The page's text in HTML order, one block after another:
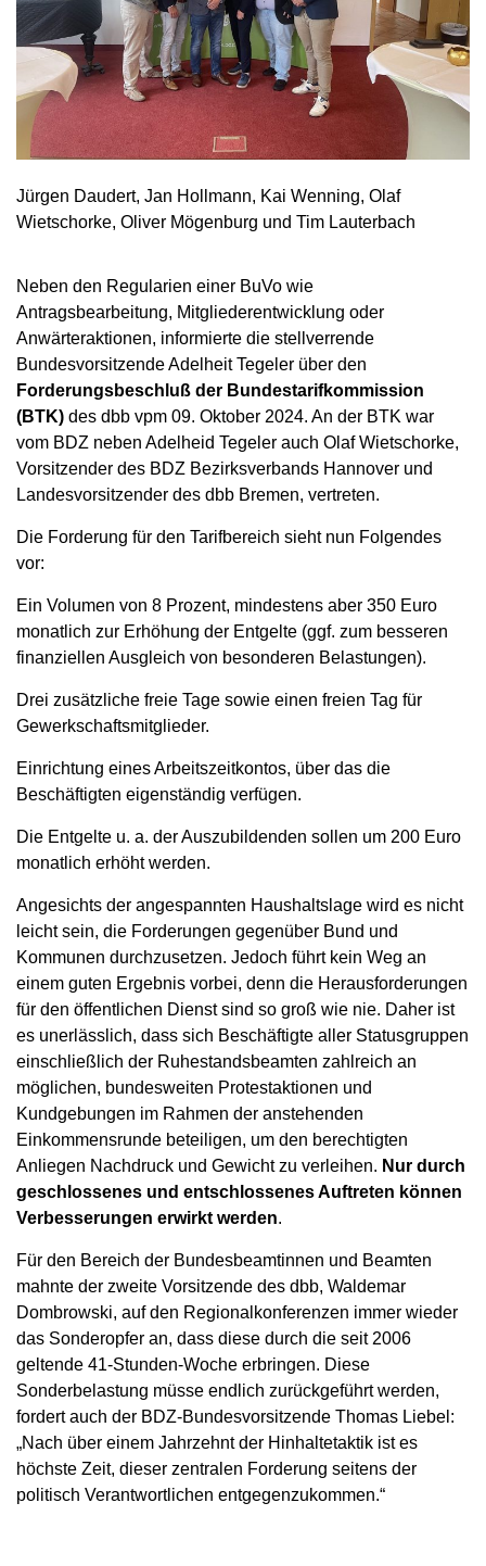
Jürgen Daudert, Jan Hollmann, Kai Wenning, Olaf
Wietschorke, Oliver Mögenburg und Tim Lauterbach
Neben den Regularien einer BuVo wie
Antragsbearbeitung, Mitgliederentwicklung oder
Anwärteraktionen, informierte die stellverrende
Bundesvorsitzende Adelheit Tegeler über den
Forderungsbeschluß der Bundestarifkommission
(BTK) des dbb vpm 09. Oktober 2024. An der BTK war
vom BDZ neben Adelheid Tegeler auch Olaf Wietschorke,
Vorsitzender des BDZ Bezirksverbands Hannover und
Landesvorsitzender des dbb Bremen, vertreten.
Die Forderung für den Tarifbereich sieht nun Folgendes
vor:
Ein Volumen von 8 Prozent, mindestens aber 350 Euro
monatlich zur Erhöhung der Entgelte (ggf. zum besseren
finanziellen Ausgleich von besonderen Belastungen).
Drei zusätzliche freie Tage sowie einen freien Tag für
Gewerkschaftsmitglieder.
Einrichtung eines Arbeitszeitkontos, über das die
Beschäftigten eigenständig verfügen.
Die Entgelte u. a. der Auszubildenden sollen um 200 Euro
monatlich erhöht werden.
Angesichts der angespannten Haushaltslage wird es nicht
leicht sein, die Forderungen gegenüber Bund und
Kommunen durchzusetzen. Jedoch führt kein Weg an
einem guten Ergebnis vorbei, denn die Herausforderungen
für den öffentlichen Dienst sind so groß wie nie. Daher ist
es unerlässlich, dass sich Beschäftigte aller Statusgruppen
einschließlich der Ruhestandsbeamten zahlreich an
möglichen, bundesweiten Protestaktionen und
Kundgebungen im Rahmen der anstehenden
Einkommensrunde beteiligen, um den berechtigten
Anliegen Nachdruck und Gewicht zu verleihen. Nur durch
geschlossenes und entschlossenes Auftreten können
Verbesserungen erwirkt werden.
Für den Bereich der Bundesbeamtinnen und Beamten
mahnte der zweite Vorsitzende des dbb, Waldemar
Dombrowski, auf den Regionalkonferenzen immer wieder
das Sonderopfer an, dass diese durch die seit 2006
geltende 41-Stunden-Woche erbringen. Diese
Sonderbelastung müsse endlich zurückgeführt werden,
fordert auch der BDZ-Bundesvorsitzende Thomas Liebel:
„Nach über einem Jahrzehnt der Hinhaltetaktik ist es
höchste Zeit, dieser zentralen Forderung seitens der
politisch Verantwortlichen entgegenzukommen.“